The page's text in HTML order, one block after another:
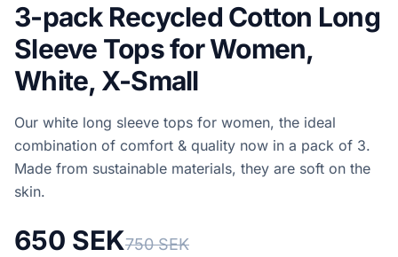
3-pack Recycled Cotton Long
Sleeve Tops for Women,
White, X-Small
Our white long sleeve tops for women, the ideal
combination of comfort & quality now in a pack of 3.
Made from sustainable materials, they are soft on the
skin.
650 SEK750 SEK